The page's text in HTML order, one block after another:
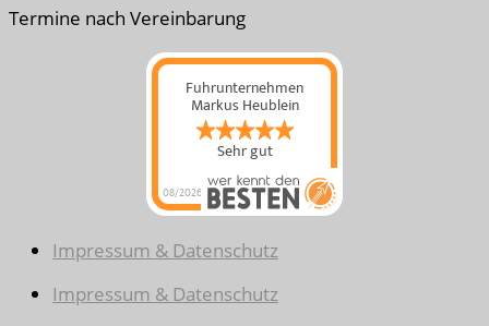
Termine nach Vereinbarung
Fuhrunternehmen
Markus Heublein
Sehr gut
08/2026
Impressum & Datenschutz
Impressum & Datenschutz